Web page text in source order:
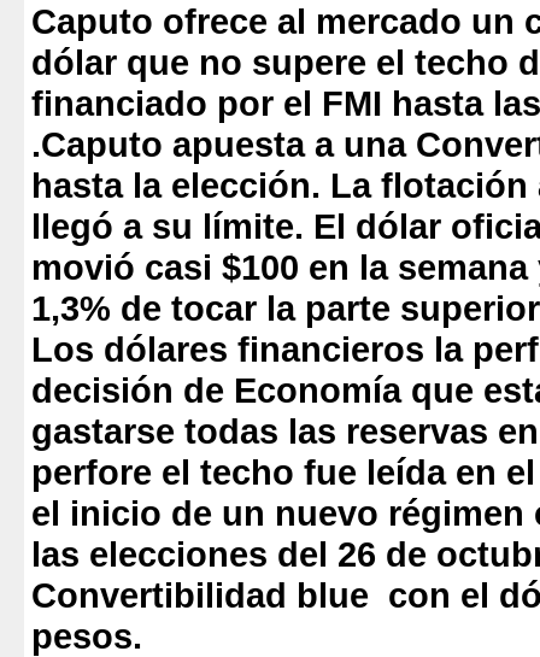
Caputo ofrece al mercado un
dólar que no supere el techo
financiado por el FMI hasta
.Caputo apuesta a una
hasta la elección. La
llegó a su límite. El dólar
movió casi $100 en la
1,3% de tocar la parte
Los dólares financieros la
decisión de Economía que
gastarse todas las reservas
perfore el techo fue leída en
el inicio de un nuevo régimen
las elecciones del 26 de
Convertibilidad blue con el
pesos.